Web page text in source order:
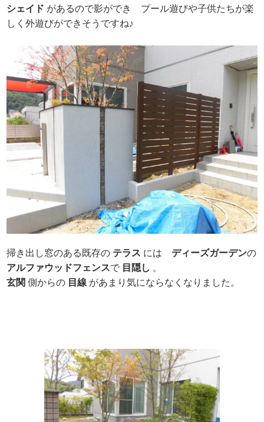
シェイド があるので影ができ プール遊びや子供たちが楽
しく外遊びができそうですね♪
掃き出し窓のある既存の テラス には ディーズガーデンの
アルファウッドフェンスで 目隠し 。
玄関側からの 目線 があまり気にならなくなりました。